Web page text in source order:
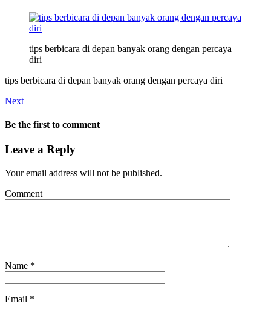
tips berbicara di depan banyak orang dengan percaya
diri
tips berbicara di depan banyak orang dengan percaya diri
Next
Be the first to comment
Leave a Reply
Your email address will not be published.
Comment
Name *
Email *